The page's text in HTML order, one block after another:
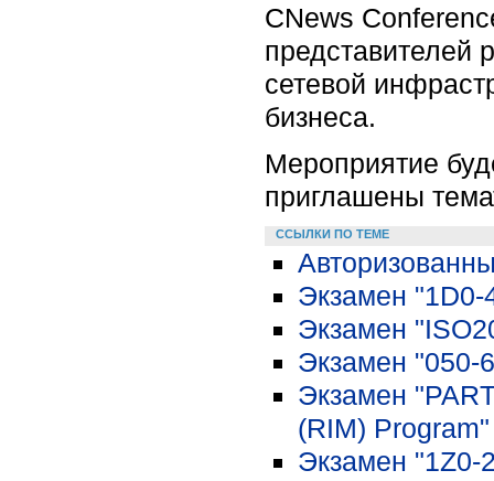
CNews
представителей
сетевой
бизнеса.
Мероприятие
приглашены
ССЫЛКИ ПО ТЕМЕ
Экзамен
Экзамен
Экзамен "050-
Экзамен
(RIM) Program"
Экзамен "1Z0-